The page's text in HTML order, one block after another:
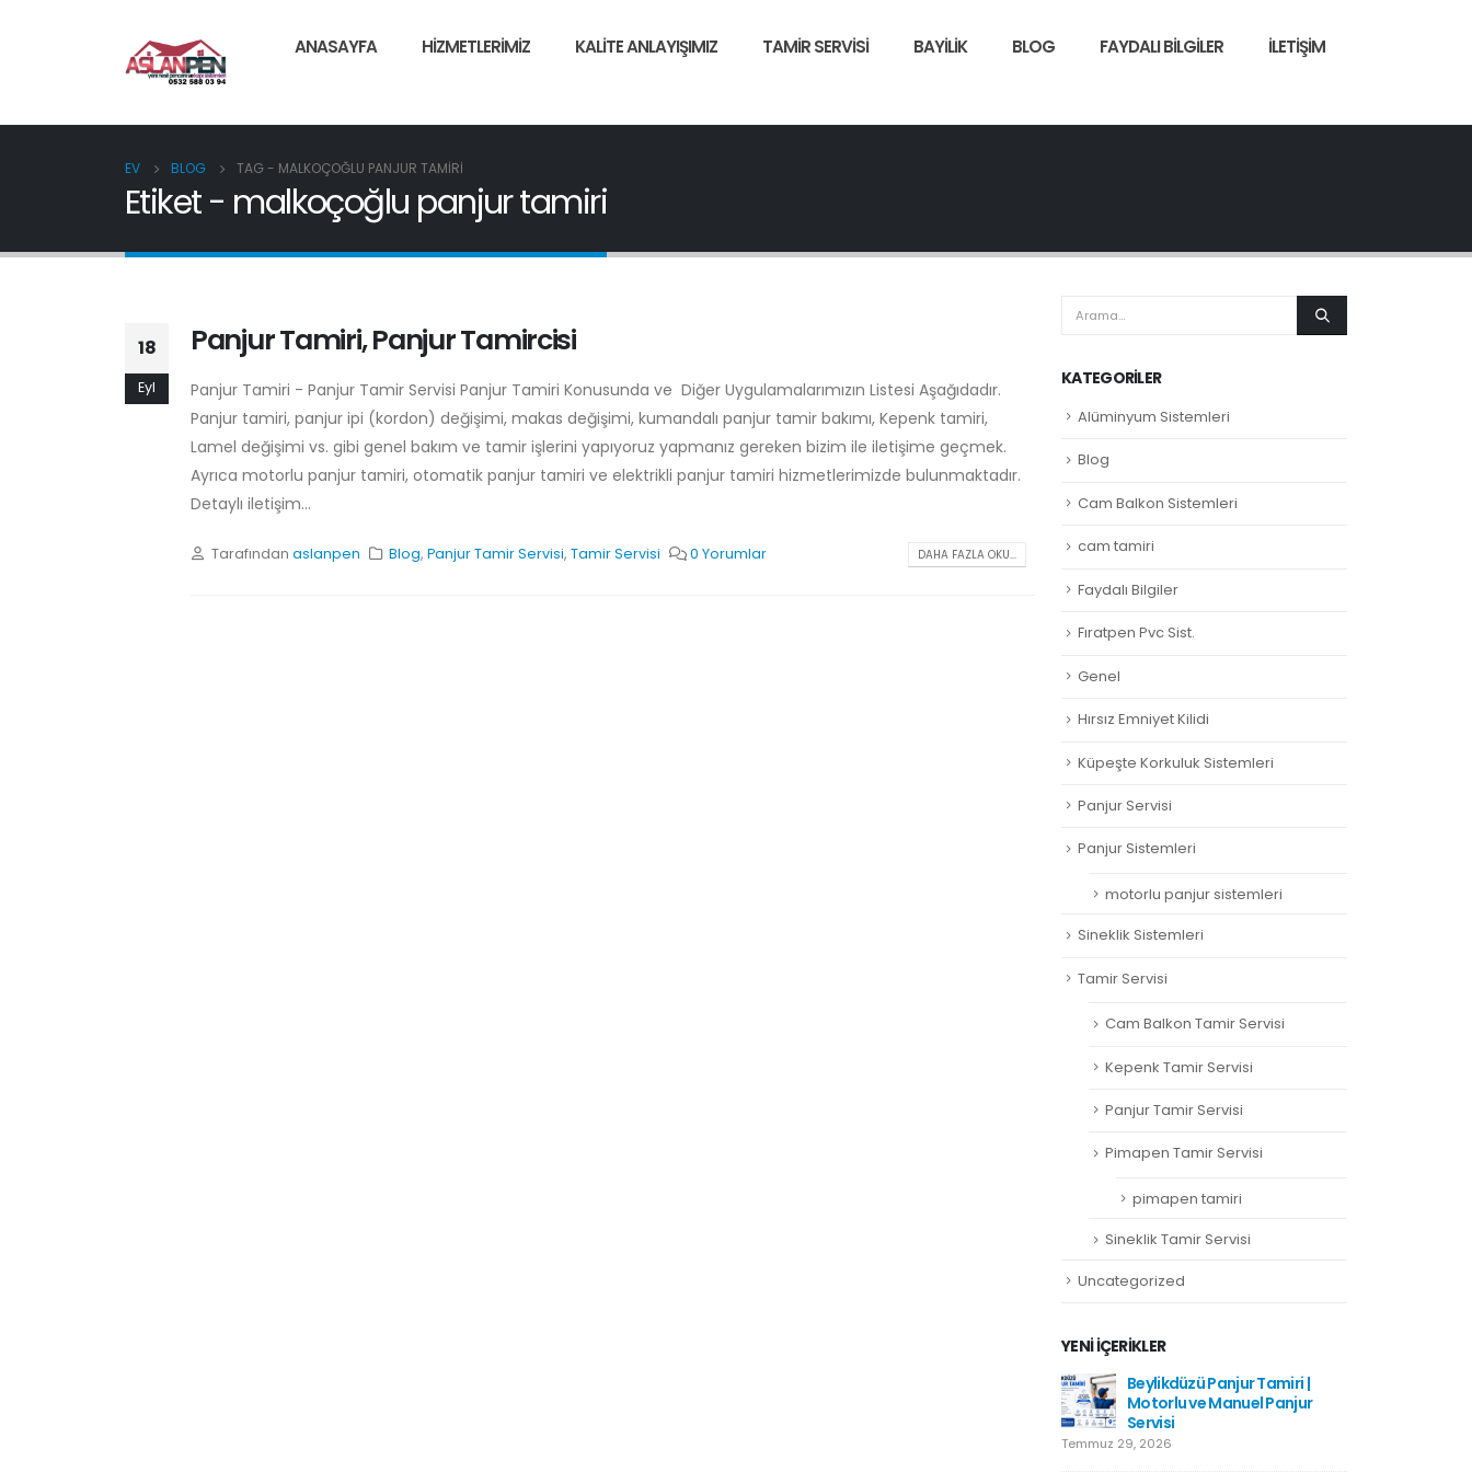
ANASAYFA HIZMETLERIMIZ KALITE ANLAYIŞIMIZ TAMIR SERVISI BAYILIK BLOG FAYDALI BILGILER İLETIŞIM
EV BLOG TAG - MALKOÇOĞLU PANJUR TAMIRI
Etiket - malkoçoğlu panjur tamiri
18
Eyl
Panjur Tamiri, Panjur Tamircisi
Panjur Tamiri - Panjur Tamir Servisi Panjur Tamiri Konusunda ve Diğer Uygulamalarımızın Listesi Aşağıdadır.
Panjur tamiri, panjur ipi (kordon) değişimi, makas değişimi, kumandalı panjur tamir bakımı, Kepenk tamiri,
Lamel değişimi vs. gibi genel bakım ve tamir işlerini yapıyoruz yapmanız gereken bizim ile iletişime geçmek.
Ayrıca motorlu panjur tamiri, otomatik panjur tamiri ve elektrikli panjur tamiri hizmetlerimizde bulunmaktadır.
Detaylı iletişim...
Tarafından aslanpen Blog,Panjur Tamir Servisi,Tamir Servisi 0 Yorumlar DAHA FAZLA OKU...
KATEGORILER
Alüminyum Sistemleri
Blog
Cam Balkon Sistemleri
cam tamiri
Faydalı Bilgiler
Fıratpen Pvc Sist.
Genel
Hırsız Emniyet Kilidi
Küpeşte Korkuluk Sistemleri
Panjur Servisi
Panjur Sistemleri
motorlu panjur sistemleri
Sineklik Sistemleri
Tamir Servisi
Cam Balkon Tamir Servisi
Kepenk Tamir Servisi
Panjur Tamir Servisi
Pimapen Tamir Servisi
pimapen tamiri
Sineklik Tamir Servisi
Uncategorized
YENI İÇERIKLER
Beylikdüzü Panjur Tamiri |
Motorlu ve Manuel Panjur
Servisi
Temmuz 29, 2026